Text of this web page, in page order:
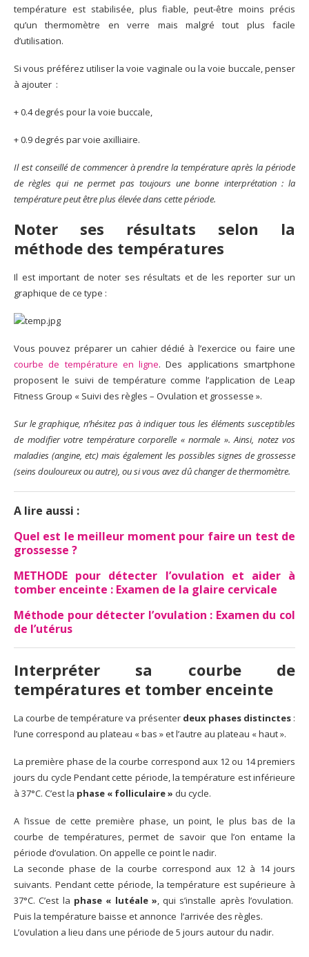
température est stabilisée, plus fiable, peut-être moins précis
qu’un thermomètre en verre mais malgré tout plus facile
d’utilisation.
Si vous préférez utiliser la voie vaginale ou la voie buccale, penser
à ajouter :
+ 0.4 degrés pour la voie buccale,
+ 0.9 degrés par voie axilliaire.
Il est conseillé de commencer à prendre la température après la période
de règles qui ne permet pas toujours une bonne interprétation : la
température peut être plus élevée dans cette période.
Noter ses résultats selon la
méthode des températures
Il est important de noter ses résultats et de les reporter sur un
graphique de ce type :
Vous pouvez préparer un cahier dédié à l’exercice ou faire une
courbe de température en ligne. Des applications smartphone
proposent le suivi de température comme l’application de Leap
Fitness Group « Suivi des règles – Ovulation et grossesse ».
Sur le graphique, n’hésitez pas à indiquer tous les éléments susceptibles
de modifier votre température corporelle « normale ». Ainsi, notez vos
maladies (angine, etc) mais également les possibles signes de grossesse
(seins douloureux ou autre), ou si vous avez dû changer de thermomètre.
A lire aussi :
Quel est le meilleur moment pour faire un test de
grossesse ?
METHODE pour détecter l’ovulation et aider à
tomber enceinte : Examen de la glaire cervicale
Méthode pour détecter l’ovulation : Examen du col
de l’utérus
Interpréter sa courbe de
températures et tomber enceinte
La courbe de température va présenter deux phases distinctes:
l’une correspond au plateau « bas » et l’autre au plateau « haut ».
La première phase de la courbe correspond aux 12 ou 14 premiers
jours du cycle Pendant cette période, la température est inférieure
à 37°C. C’est la phase « folliculaire » du cycle.
A l’issue de cette première phase, un point, le plus bas de la
courbe de températures, permet de savoir que l’on entame la
période d’ovulation. On appelle ce point le nadir.
La seconde phase de la courbe correspond aux 12 à 14 jours
suivants. Pendant cette période, la température est supérieure à
37°C. C’est la phase « lutéale », qui s’installe après l’ovulation.
Puis la température baisse et annonce l’arrivée des règles.
L’ovulation a lieu dans une période de 5 jours autour du nadir.